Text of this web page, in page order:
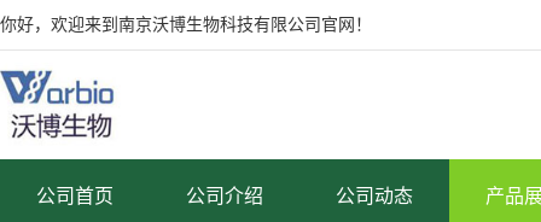
你好，欢迎来到南京沃博生物科技有限公司官网！
公司首页 公司介绍 公司动态 产品